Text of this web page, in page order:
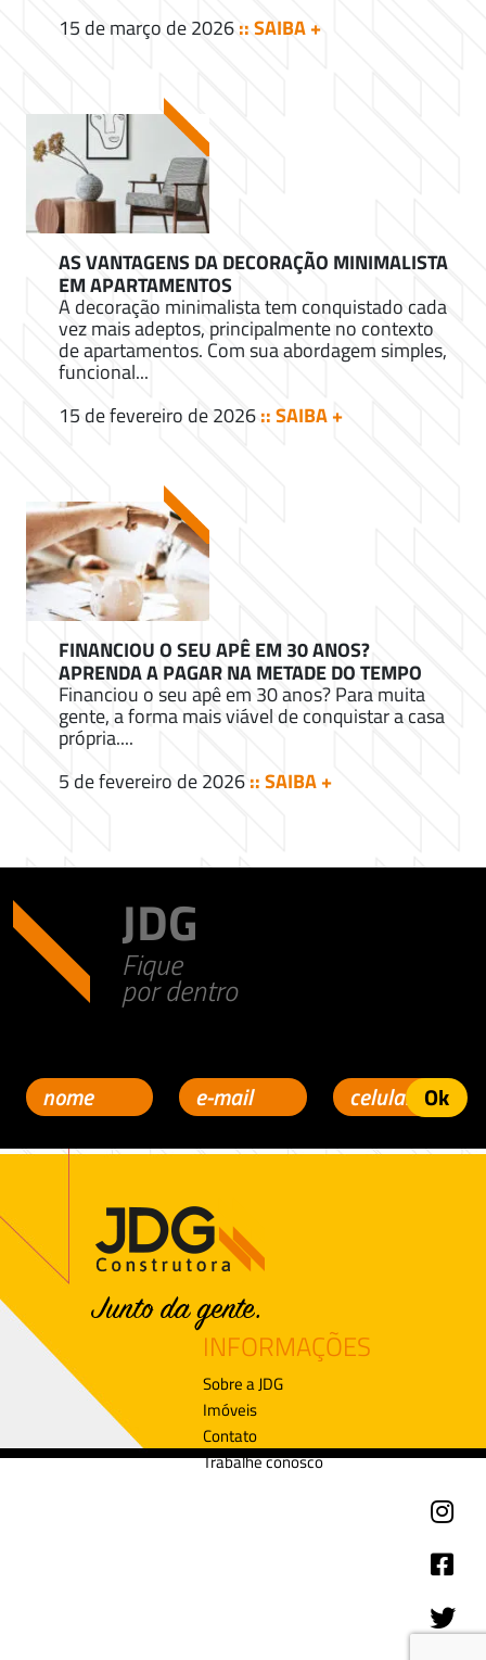
15 de março de 2026:: SAIBA +
AS VANTAGENS DA DECORAÇÃO MINIMALISTA
EM APARTAMENTOS
A decoração minimalista tem conquistado cada
vez mais adeptos, principalmente no contexto
de apartamentos. Com sua abordagem simples,
funcional...
15 de fevereiro de 2026:: SAIBA +
FINANCIOU O SEU APÊ EM 30 ANOS?
APRENDA A PAGAR NA METADE DO TEMPO
Financiou o seu apê em 30 anos? Para muita
gente, a forma mais viável de conquistar a casa
própria....
5 de fevereiro de 2026:: SAIBA +
JDG
Fique
por dentro
INFORMAÇÕES
Sobre a JDG
Imóveis
Contato
Trabalhe conosco